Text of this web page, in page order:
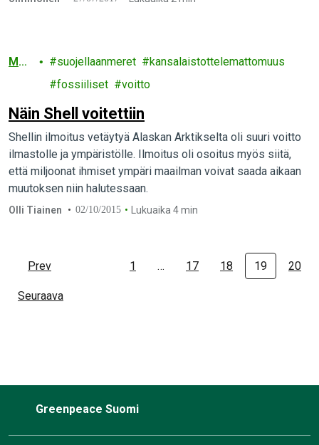
Mer
suojellaanmeret
kansalaistottelemattomuus
fossiiliset
voitto
Näin Shell voitettiin
Shellin ilmoitus vetäytyä Alaskan Arktikselta oli suuri voitto
ilmastolle ja ympäristölle. Ilmoitus oli osoitus myös siitä,
että miljoonat ihmiset ympäri maailman voivat saada aikaan
muutoksen niin halutessaan.
Olli Tiainen 02/10/2015 Lukuaika 4 min
Prev 1 … 17 18 19 20
Seuraava
Greenpeace Suomi